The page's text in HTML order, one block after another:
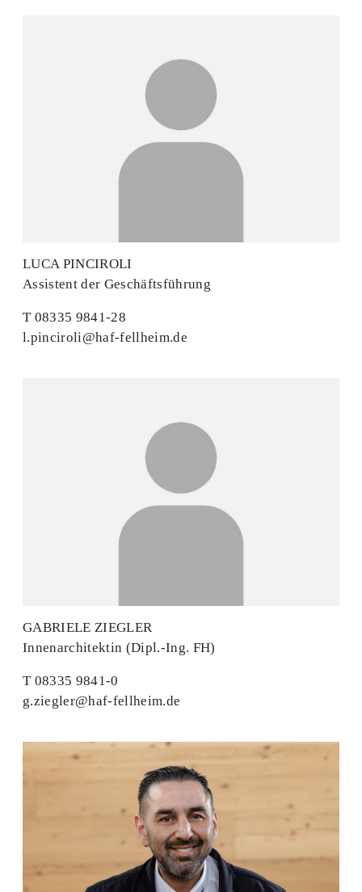
LUCA PINCIROLI
Assistent der Geschäftsführung
T 08335 9841-28
l.pinciroli@haf-fellheim.de
GABRIELE ZIEGLER
Innenarchitektin (Dipl.-Ing. FH)
T 08335 9841-0
g.ziegler@haf-fellheim.de